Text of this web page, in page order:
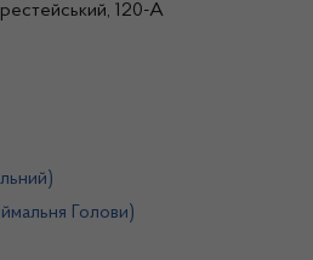
120-А
Голови)